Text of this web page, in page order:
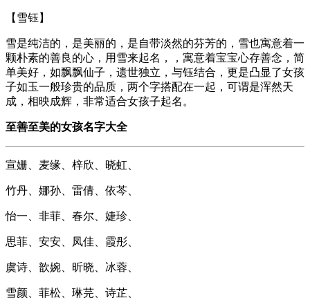
【雪钰】
雪是纯洁的，是美丽的，是自带淡然的芬芳的，雪也寓意着一
颗朴素的善良的心，用雪来起名，，寓意着宝宝心存善念，简
单美好，如飘飘仙子，遗世独立，与钰结合，更是凸显了女孩
子如玉一般珍贵的品质，两个字搭配在一起，可谓是浑然天
成，相映成辉，非常适合女孩子起名。
至善至美的女孩名字大全
宣姗、麦缘、梓欣、晓虹、
竹丹、娜孙、雷倩、依芩、
怡一、非菲、春尔、婕珍、
思菲、安安、凤佳、霞彤、
虞诗、歆婉、昕晓、冰蓉、
雪颜、菲松、琳芫、诗芷、